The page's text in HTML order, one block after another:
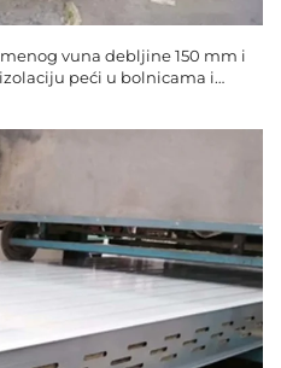
vuna debljine 150 mm i
peći u bolnicama i